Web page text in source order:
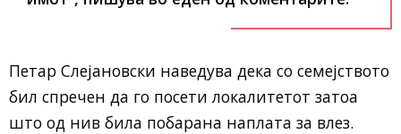
Петар Слејановски наведува дека со семејството
бил спречен да го посети локалитетот затоа
што од нив била побарана наплата за влез.